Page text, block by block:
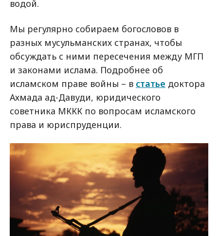
водой.
Мы регулярно собираем богословов в
разных мусульманских странах, чтобы
обсуждать с ними пересечения между МГП
и законами ислама. Подробнее об
исламском праве войны – в статье доктора
Ахмада ад-Давуди, юридического
советника МККК по вопросам исламского
права и юриспруденции.